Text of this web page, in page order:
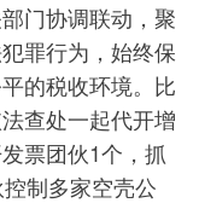
门协调联动，聚
罪行为，始终保
的税收环境。比
查处一起代开增
票团伙1个，抓
制多家空壳公